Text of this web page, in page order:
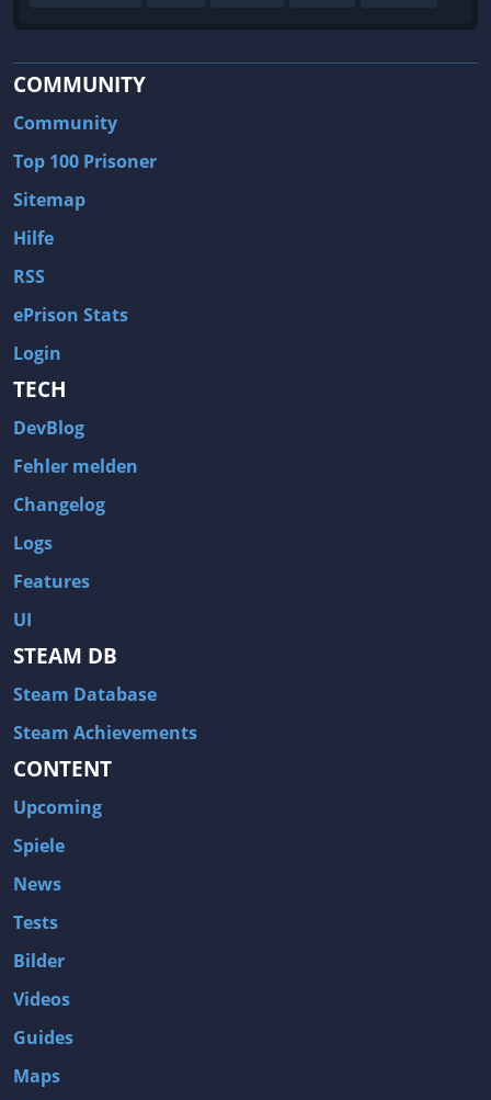
COMMUNITY
Community
Top 100 Prisoner
Sitemap
Hilfe
RSS
ePrison Stats
Login
TECH
DevBlog
Fehler melden
Changelog
Logs
Features
UI
STEAM DB
Steam Database
Steam Achievements
CONTENT
Upcoming
Spiele
News
Tests
Bilder
Videos
Guides
Maps